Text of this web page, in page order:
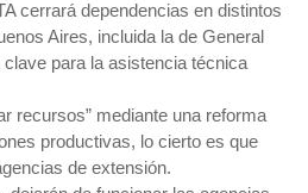
cerrará dependencias en distintos
Aires, incluida la de General
clave para la asistencia técnica
recursos” mediante una reforma
productivas, lo cierto es que
de extensión.